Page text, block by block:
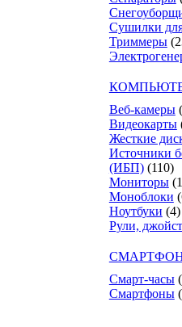
Сушилки
Триммеры
Веб-камеры
Видеокарты
Жесткие
Источники
(ИБП) (110)
Мониторы
Моноблоки
Ноутбуки (4)
Рули,
Смарт-часы
Смартфоны